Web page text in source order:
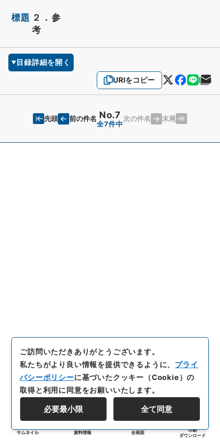
標題 ２．参
考
目録詳細を開く
URIをコピー
先頭 前の件名 No.7
全7件中
次の件名 末尾
サムネイル 資料情報 全画面
印刷
ダウンロード
ご訪問いただきありがとうございます。
私たちがより良い情報を提供できるように、 プライ
バシーポリシーに基づいたクッキー（Cookie）の
取得と利用に同意をお願いいたします。
必要最小限 全て同意